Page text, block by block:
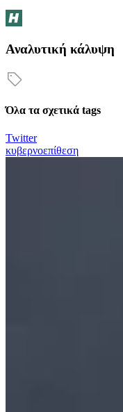
Αναλυτική κάλυψη
Όλα τα σχετικά tags
Twitter
κυβερνοεπίθεση